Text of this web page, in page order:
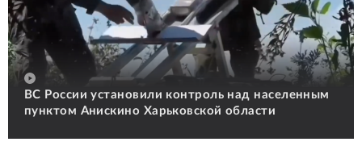
ВС России установили контроль над населенным
пунктом Анискино Харьковской области